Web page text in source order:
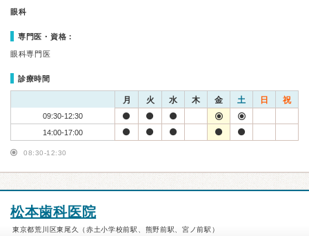
眼科
専門医・資格：
眼科専門医
診療時間
月 火 水 木 金 土 日 祝
09:30-12:30
14:00-17:00
08:30-12:30
松本歯科医院
東京都荒川区東尾久（赤土小学校前駅、熊野前駅、宮ノ前駅）